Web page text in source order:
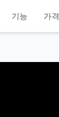
기능 가격